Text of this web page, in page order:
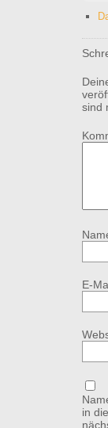
sind
E-
in